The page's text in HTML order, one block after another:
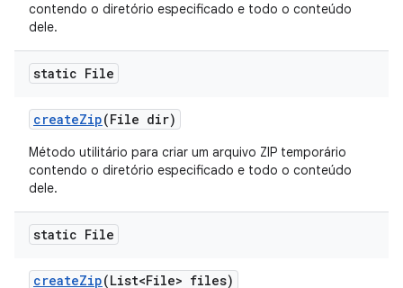
contendo o diretório especificado e todo o conteúdo
dele.
static File
createZip(File dir)
Método utilitário para criar um arquivo ZIP temporário
contendo o diretório especificado e todo o conteúdo
dele.
static File
createZip(List<File> files)